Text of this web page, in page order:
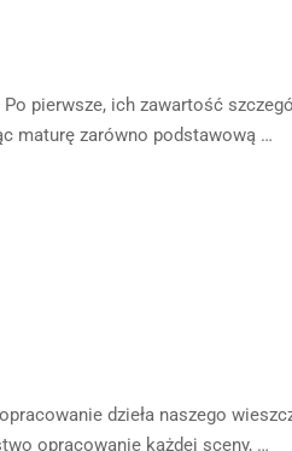
pierwsze, ich zawartość
maturę zarówno podstawową …
dzieła naszego
opracowanie każdej sceny, …